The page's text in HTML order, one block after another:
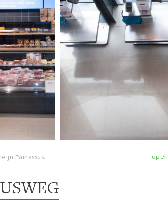
Albert Heijn Parnassusweg open